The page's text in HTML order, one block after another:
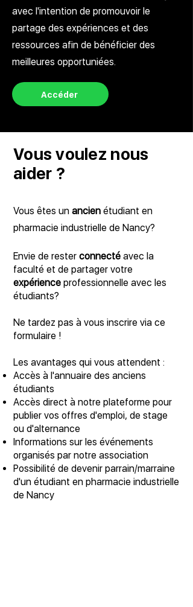
avec l'intention de promouvoir le
partage des expériences et des
ressources afin de bénéficier des
meilleures opportuniées.
Accéder
Vous voulez nous
aider ?
Vous êtes un ancien étudiant en
pharmacie industrielle de Nancy?
Envie de rester connecté avec la
faculté et de partager votre
expérience professionnelle avec les
étudiants?
Ne tardez pas à vous inscrire via ce
formulaire !
Les avantages qui vous attendent :
Accès à l'annuaire des anciens
étudiants
Accès direct à notre plateforme pour
publier vos offres d'emploi, de stage
ou d'alternance
Informations sur les événements
organisés par notre association
Possibilité de devenir parrain/marraine
d'un étudiant en pharmacie industrielle
de Nancy